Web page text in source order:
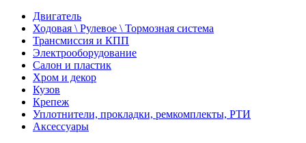
Двигатель
Ходовая \ Рулевое \ Тормозная система
Трансмиссия и КПП
Электрооборудование
Салон и пластик
Хром и декор
Кузов
Крепеж
Уплотнители, прокладки, ремкомплекты, РТИ
Аксессуары